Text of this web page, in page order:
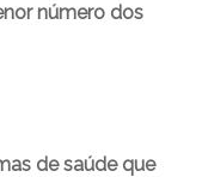
número dos
de saúde que